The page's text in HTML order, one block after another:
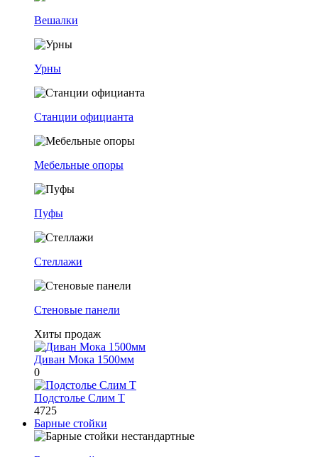
Вешалки
Урны
Станции официанта
Мебельные опоры
Пуфы
Стеллажи
Стеновые панели
Хиты продаж
Диван Мока 1500мм
0
Подстолье Слим Т
4725
Барные стойки